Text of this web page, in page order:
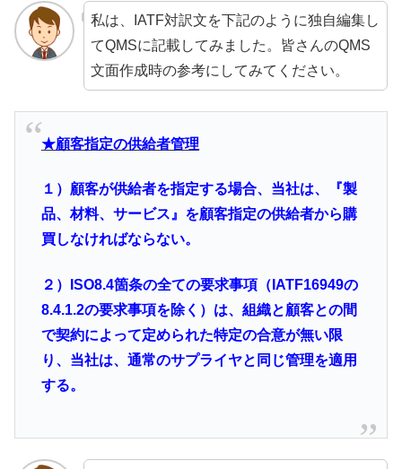
私は、IATF対訳文を下記のように独自編集し
てQMSに記載してみました。皆さんのQMS
文面作成時の参考にしてみてください。
★顧客指定の供給者管理
１）顧客が供給者を指定する場合、当社は、『製
品、材料、サービス』を顧客指定の供給者から購
買しなければならない。
２）ISO8.4箇条の全ての要求事項（IATF16949の
8.4.1.2の要求事項を除く）は、組織と顧客との間
で契約によって定められた特定の合意が無い限
り、当社は、通常のサプライヤと同じ管理を適用
する。